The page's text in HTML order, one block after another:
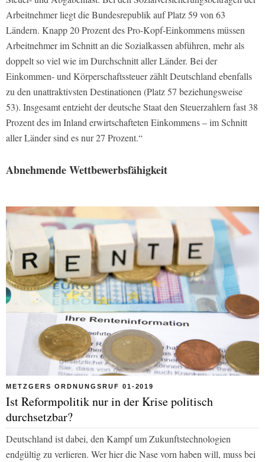
Arbeitnehmer liegt die Bundesrepublik auf Platz 59 von 63
Ländern. Knapp 20 Prozent des Pro-Kopf-Einkommens müssen
Arbeitnehmer im Schnitt an die Sozialkassen abführen, mehr als
doppelt so viel wie im Durchschnitt aller Länder. Bei der
Einkommen- und Körperschaftssteuer zählt Deutschland ebenfalls
zu den unattraktivsten Destinationen (Platz 57 beziehungsweise
53). Insgesamt entzieht der deutsche Staat den Steuerzahlern fast 38
Prozent des im Inland erwirtschafteten Einkommens – im Schnitt
aller Länder sind es nur 27 Prozent.“
Abnehmende Wettbewerbsfähigkeit
METZGERS ORDNUNGSRUF 01-2019
Ist Reformpolitik nur in der Krise politisch
durchsetzbar?
Deutschland ist dabei, den Kampf um Zukunftstechnologien
endgültig zu verlieren. Wer hier die Nase vorn haben will, muss bei